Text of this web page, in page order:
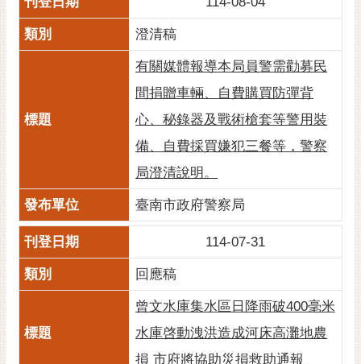
澄清稿
有關媒體報導本局員警需勸募民
間捐贈車輛、自費購買防彈背
心、秘錄器及戰術槍套等警用裝
備、自費採買嫌犯三餐等，警察
局澄清說明。
臺南市政府警察局
114-07-31
回應稿
曾文水庫集水區日降雨破400毫米
水庫啓動洩洪造成河床高灘地農
損 市府將協助災損救助通報